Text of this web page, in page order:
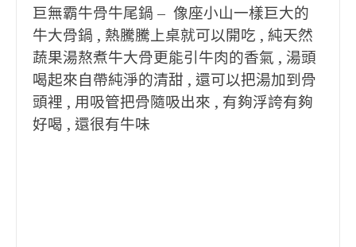
巨無霸牛骨牛尾鍋 – 像座小山一樣巨大的
牛大骨鍋 , 熱騰騰上桌就可以開吃 , 純天然
蔬果湯熬煮牛大骨更能引牛肉的香氣 , 湯頭
喝起來自帶純淨的清甜 , 還可以把湯加到骨
頭裡 , 用吸管把骨隨吸出來 , 有夠浮誇有夠
好喝 , 還很有牛味